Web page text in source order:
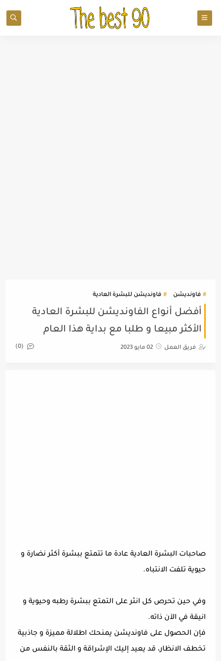
فاونديشن فاونديشن للبشرة العادية
أفضل أنواع الفاونديشن للبشرة العادية
الأكثر مبيعا و طلبا مع بداية هذا العام
فريق العمل 02 مايو 2023 (0)
صاحبات البشرة العادية عادة ما تتمتع ببشرة أكثر نضارة و
حيوية تلفت الانتباه.
وفي حين تحرص كل انثر على التمتع ببشرة رطبه وحيوية و
انيقة في الآن ذاته.
فإن الحصول على فاونديشن يمنحك اطلالة مميزة و جاذبية
تخطف الانظار، قد يعيد إليك الإشراقة و الثقة بالنفس من